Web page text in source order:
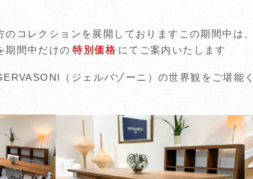
コレクションを展開しておりますこの期間中は、
期間中だけの 特別価格 にてご案内いたします
（ジェルバゾーニ）の世界観をご堪能